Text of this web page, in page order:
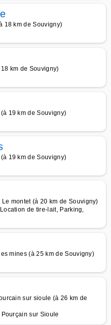
18 km de Souvigny)
km de Souvigny)
19 km de Souvigny)
19 km de Souvigny)
montet (à 20 km de Souvigny)
de tire-lait, Parking,
mines (à 25 km de Souvigny)
sur sioule (à 26 km de
sur Sioule